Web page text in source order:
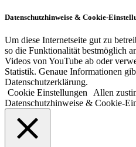
Datenschutzhinweise & Cookie-
Um diese Internetseite gut zu
so die Funktionalität bestmöglich
Videos von YouTube ab oder
Statistik. Genaue Informationen
Datenschutzerklärung.
Cookie Einstellungen
Allen
Datenschutzhinweise & Cookie-